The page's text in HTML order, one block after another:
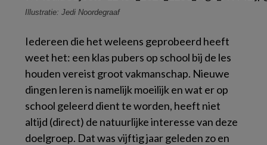
Illustratie: Jedi Noordegraaf
Iedereen die het weleens geprobeerd heeft
weet het: een klas pubers op school bij de les
houden vereist groot vakmanschap. Nieuwe
dingen leren is namelijk moeilijk en wat er op
school geleerd dient te worden, heeft niet
altijd (direct) de natuurlijke interesse van deze
doelgroep. Dat was vijftig jaar geleden zo en